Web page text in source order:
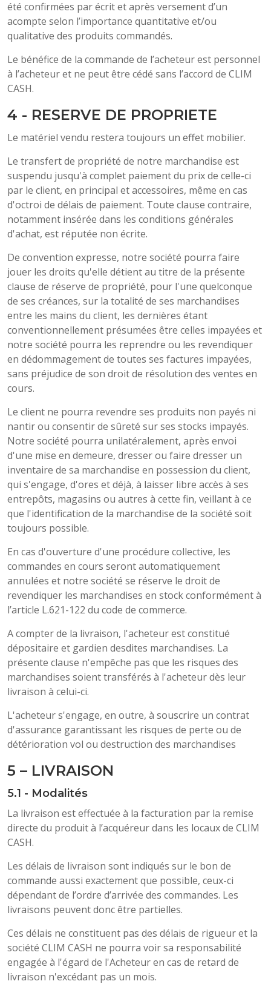
été confirmées par écrit et après versement d’un
acompte selon l’importance quantitative et/ou
qualitative des produits commandés.
Le bénéfice de la commande de l’acheteur est personnel
à l’acheteur et ne peut être cédé sans l’accord de CLIM
CASH.
4 - RESERVE DE PROPRIETE
Le matériel vendu restera toujours un effet mobilier.
Le transfert de propriété de notre marchandise est
suspendu jusqu'à complet paiement du prix de celle-ci
par le client, en principal et accessoires, même en cas
d'octroi de délais de paiement. Toute clause contraire,
notamment insérée dans les conditions générales
d'achat, est réputée non écrite.
De convention expresse, notre société pourra faire
jouer les droits qu'elle détient au titre de la présente
clause de réserve de propriété, pour l'une quelconque
de ses créances, sur la totalité de ses marchandises
entre les mains du client, les dernières étant
conventionnellement présumées être celles impayées et
notre société pourra les reprendre ou les revendiquer
en dédommagement de toutes ses factures impayées,
sans préjudice de son droit de résolution des ventes en
cours.
Le client ne pourra revendre ses produits non payés ni
nantir ou consentir de sûreté sur ses stocks impayés.
Notre société pourra unilatéralement, après envoi
d'une mise en demeure, dresser ou faire dresser un
inventaire de sa marchandise en possession du client,
qui s'engage, d'ores et déjà, à laisser libre accès à ses
entrepôts, magasins ou autres à cette fin, veillant à ce
que l'identification de la marchandise de la société soit
toujours possible.
En cas d'ouverture d'une procédure collective, les
commandes en cours seront automatiquement
annulées et notre société se réserve le droit de
revendiquer les marchandises en stock conformément à
l’article L.621-122 du code de commerce.
A compter de la livraison, l'acheteur est constitué
dépositaire et gardien desdites marchandises. La
présente clause n'empêche pas que les risques des
marchandises soient transférés à l'acheteur dès leur
livraison à celui-ci.
L'acheteur s'engage, en outre, à souscrire un contrat
d'assurance garantissant les risques de perte ou de
détérioration vol ou destruction des marchandises
5 – LIVRAISON
5.1 - Modalités
La livraison est effectuée à la facturation par la remise
directe du produit à l’acquéreur dans les locaux de CLIM
CASH.
Les délais de livraison sont indiqués sur le bon de
commande aussi exactement que possible, ceux-ci
dépendant de l’ordre d’arrivée des commandes. Les
livraisons peuvent donc être partielles.
Ces délais ne constituent pas des délais de rigueur et la
société CLIM CASH ne pourra voir sa responsabilité
engagée à l'égard de l'Acheteur en cas de retard de
livraison n'excédant pas un mois.